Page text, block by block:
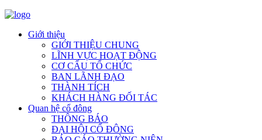
Giới thiệu
GIỚI THIỆU CHUNG
LĨNH VỰC HOẠT ĐỘNG
CƠ CẤU TỔ CHỨC
BAN LÃNH ĐẠO
THÀNH TÍCH
KHÁCH HÀNG ĐỐI TÁC
Quan hệ cổ đông
THÔNG BÁO
ĐẠI HỘI CỔ ĐÔNG